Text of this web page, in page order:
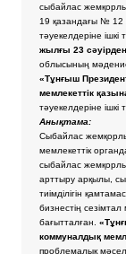
сыбайлас
19 қазандағы № 12
тәуекелдеріне ішкі
жылғы 23
облысының
«Тұнғыш
мемлекеттік
тәуекелдеріне ішкі
Анықтама:
Сыбайлас
мемлекеттік
сыбайлас
арттыру арқылы,
тиімділігін
бизнестің
бағытталған.
коммуналдық
проблемалық